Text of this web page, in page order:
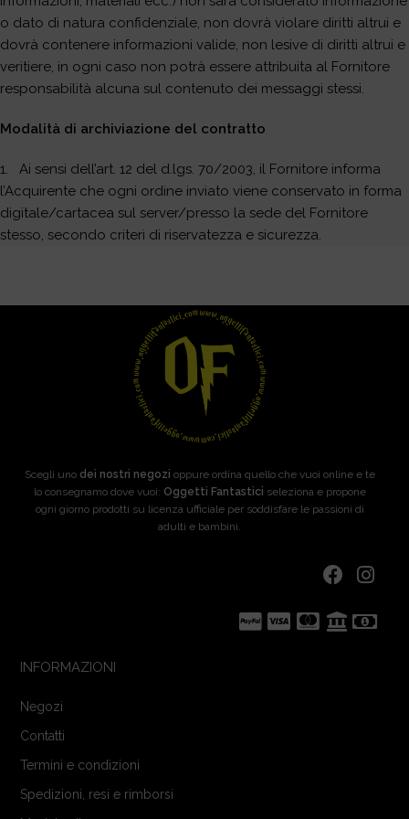
o dato di natura confidenziale, non dovrà violare diritti altrui e
dovrà contenere informazioni valide, non lesive di diritti altrui e
veritiere, in ogni caso non potrà essere attribuita al Fornitore
responsabilità alcuna sul contenuto dei messaggi stessi.
Modalità di archiviazione del contratto
1. Ai sensi dell’art. 12 del d.lgs. 70/2003, il Fornitore informa
l’Acquirente che ogni ordine inviato viene conservato in forma
digitale/cartacea sul server/presso la sede del Fornitore
stesso, secondo criteri di riservatezza e sicurezza.
Scegli uno dei nostri negozi oppure ordina quello che vuoi online e te
lo consegnamo dove vuoi: Oggetti Fantastici seleziona e propone
ogni giorno prodotti su licenza ufficiale per soddisfare le passioni di
adulti e bambini.
INFORMAZIONI
Negozi
Contatti
Termini e condizioni
Spedizioni, resi e rimborsi